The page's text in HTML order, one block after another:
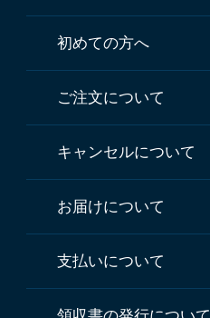
初めての方へ
ご注文について
キャンセルについて
お届けについて
支払いについて